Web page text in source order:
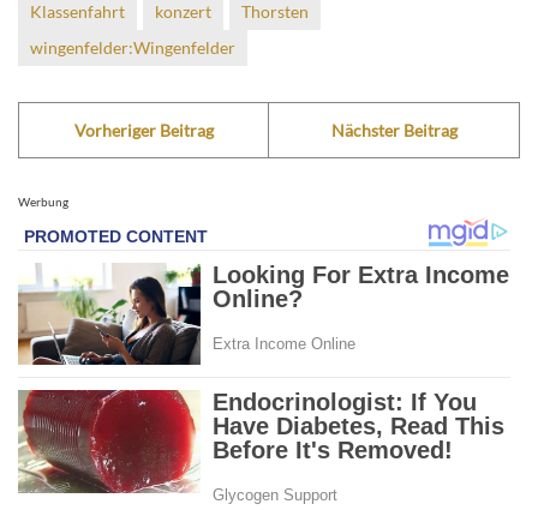
Klassenfahrt
konzert
Thorsten
wingenfelder:Wingenfelder
Vorheriger Beitrag Nächster Beitrag
Werbung